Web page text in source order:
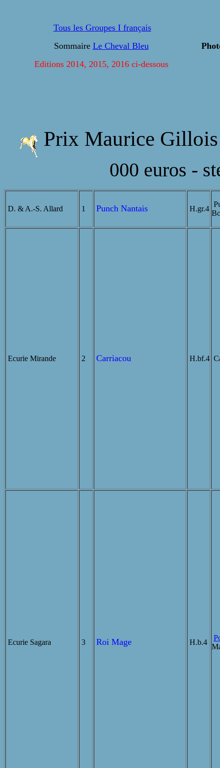
Tous les Groupes I français
Sommaire Le Cheval Bleu
Editions 2014, 2015, 2016 ci-dessous
Prix Maurice
000 euros -
D. & A.-S. Allard 1 Punch Nantais H.gr.4
Ecurie Mirande 2 Carriacou H.bf.4
Ecurie Sagara 3 Roi Mage H.b.4